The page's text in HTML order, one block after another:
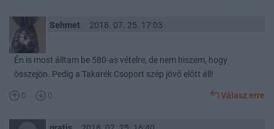
Sehmet 2018. 07. 25. 17:03
Én is most álltam be 580-as vételre, de nem hiszem, hogy
összejön. Pedig a Takarék Csoport szép jövő előtt áll!
0 0 Válasz erre